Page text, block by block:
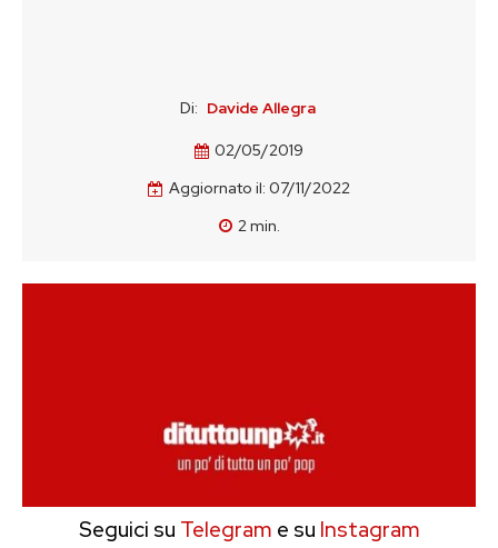
Di: Davide Allegra
02/05/2019
Aggiornato il: 07/11/2022
2min.
Seguici su Telegram e su Instagram